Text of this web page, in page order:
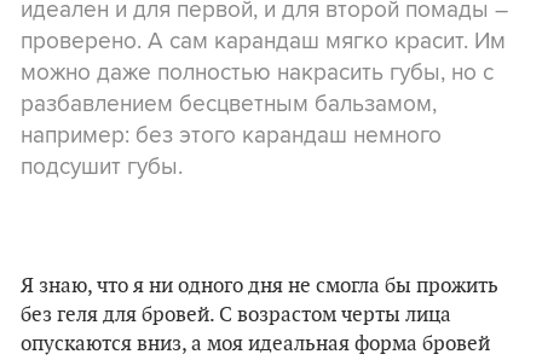
идеален и для первой, и для второй помады –
проверено. А сам карандаш мягко красит. Им
можно даже полностью накрасить губы, но с
разбавлением бесцветным бальзамом,
например: без этого карандаш немного
подсушит губы.
Я знаю, что я ни одного дня не смогла бы прожить
без геля для бровей. С возрастом черты лица
опускаются вниз, а моя идеальная форма бровей